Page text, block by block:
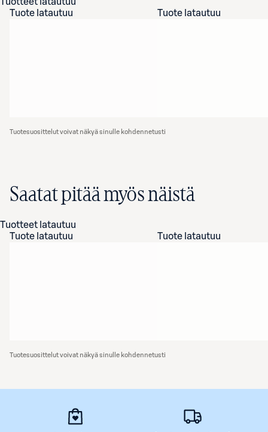
Tuote latautuu
Tuote latautuu
Tuotesuosittelut voivat näkyä sinulle kohdennetusti
Saatat pitää myös näistä
Tuotteet latautuu
Tuote latautuu
Tuote latautuu
Tuotesuosittelut voivat näkyä sinulle kohdennetusti